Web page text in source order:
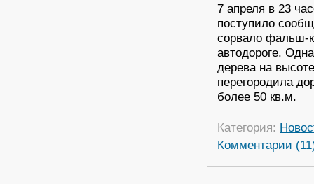
7 апреля в 23
поступило
сорвало фальш-
автодороге.
дерева на
перегородила
более 50 кв.м.
Категория:
Комментарии